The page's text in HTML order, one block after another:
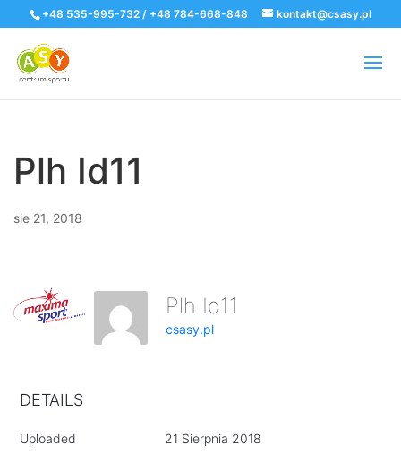
+48 535-995-732 / +48 784-668-848 kontakt@csasy.pl
Plh Id11
sie 21, 2018
Plh Id11
csasy.pl
DETAILS
Uploaded 21 Sierpnia 2018